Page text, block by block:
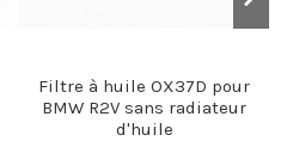
Filtre à huile OX37D pour
BMW R2V sans radiateur
d'huile